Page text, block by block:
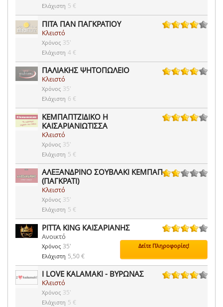
Ελάχιστη 5 €
ΠΙΤΑ ΠΑΝ ΠΑΓΚΡΑΤΙΟΥ
Κλειστό
Χρόνος 35'
Ελάχιστη 4 €
ΠΑΛΙΑΚΗΣ ΨΗΤΟΠΩΛΕΙΟ
Κλειστό
Χρόνος 35'
Ελάχιστη 6 €
ΚΕΜΠΑΠΤΖΙΔΙΚΟ Η
ΚΑΙΣΑΡΙΑΝΙΩΤΙΣΣΑ
Κλειστό
Χρόνος 35'
Ελάχιστη 5 €
ΑΛΕΞΑΝΔΡΙΝΟ ΣΟΥΒΛΑΚΙ ΚΕΜΠΑΠ
(ΠΑΓΚΡΑΤΙ)
Κλειστό
Χρόνος 35'
Ελάχιστη 5 €
PITTA KING ΚΑΙΣΑΡΙΑΝΗΣ
Ανοικτό
Χρόνος 35'
Ελάχιστη 5,50 €
Δείτε Πληροφορίες!
I LOVE KALAMAKI - ΒΥΡΩΝΑΣ
Κλειστό
Χρόνος 35'
Ελάχιστη 5 €